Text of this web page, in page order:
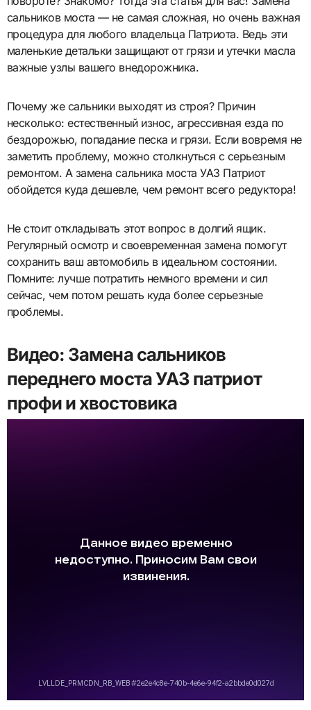
сальников моста — не самая сложная, но очень важная
процедура для любого владельца Патриота. Ведь эти
маленькие детальки защищают от грязи и утечки масла
важные узлы вашего внедорожника.
Почему же сальники выходят из строя? Причин
несколько: естественный износ, агрессивная езда по
бездорожью, попадание песка и грязи. Если вовремя не
заметить проблему, можно столкнуться с серьезным
ремонтом. А замена сальника моста УАЗ Патриот
обойдется куда дешевле, чем ремонт всего редуктора!
Не стоит откладывать этот вопрос в долгий ящик.
Регулярный осмотр и своевременная замена помогут
сохранить ваш автомобиль в идеальном состоянии.
Помните: лучше потратить немного времени и сил
сейчас, чем потом решать куда более серьезные
проблемы.
Видео: Замена сальников
переднего моста УАЗ патриот
профи и хвостовика